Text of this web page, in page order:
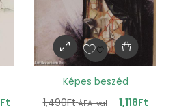
Ft
Képes beszéd
1,490Ft ÁFA-val 1,118Ft